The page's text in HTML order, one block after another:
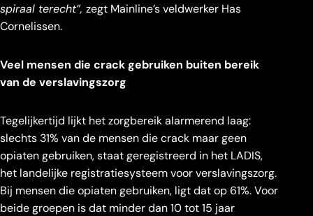
spiraal terecht”, zegt Mainline’s veldwerker Has
Cornelissen.
Veel mensen die crack gebruiken buiten bereik
van de verslavingszorg
Tegelijkertijd lijkt het zorgbereik alarmerend laag:
slechts 31% van de mensen die crack maar geen
opiaten gebruiken, staat geregistreerd in het LADIS,
het landelijke registratiesysteem voor verslavingszorg.
Bij mensen die opiaten gebruiken, ligt dat op 61%. Voor
beide groepen is dat minder dan 10 tot 15 jaar